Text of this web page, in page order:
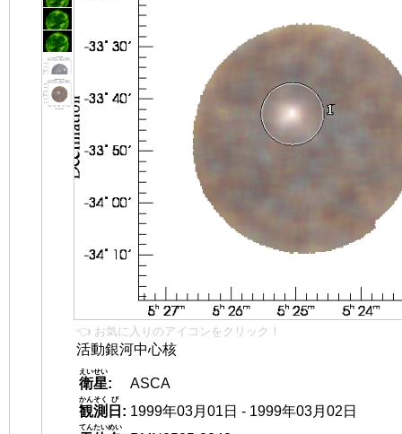
👈 お気に入りのアイコンをクリック！
活動銀河中心核
衛星
えいせい
:
ASCA
観測
かんそく
日
び
: 1999年03月01日 - 1999年03月02日
てんたいめい